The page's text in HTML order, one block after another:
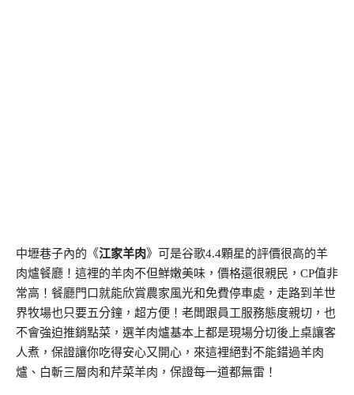
中壢巷子內的《江家羊肉》可是谷歌4.4顆星的評價很高的羊
肉爐餐廳！這裡的羊肉不但鮮嫩美味，價格還很親民，CP值非
常高！餐廳門口就能欣賞農家風光和免費停車處，走路到羊世
界牧場也只要五分鐘，超方便！老闆跟員工服務態度親切，也
不會強迫推銷點菜，選羊肉爐基本上都是現場分切後上桌讓客
人煮，保證讓你吃得安心又開心，來這裡絕對不能錯過羊肉
爐、白斬三層肉和芹菜羊肉，保證每一道都無雷！